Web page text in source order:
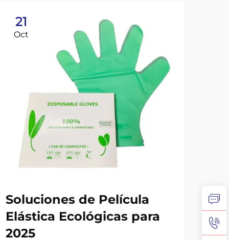
21
Oct
Soluciones de Película
Elástica Ecológicas para
2025